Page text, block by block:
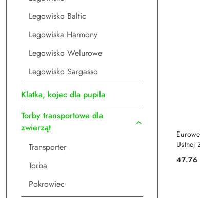
Legowisko Baltic
Legowiska Harmony
Legowisko Welurowe
Legowisko Sargasso
Klatka, kojec dla pupila
Torby transportowe dla
zwierząt
Transporter
Torba
Pokrowiec
Ustnej
Cena:
47.76